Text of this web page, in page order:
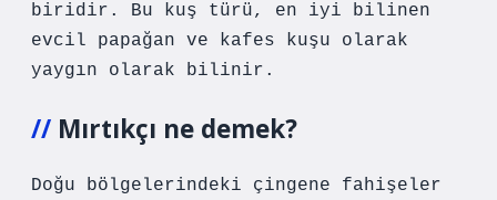
biridir. Bu kuş türü, en iyi bilinen
evcil papağan ve kafes kuşu olarak
yaygın olarak bilinir.
Mırtıkçı ne demek?
Doğu bölgelerindeki çingene fahişeler